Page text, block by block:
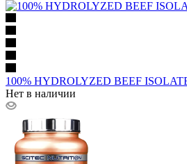
100% HYDROLYZED BEEF
Нет в наличии